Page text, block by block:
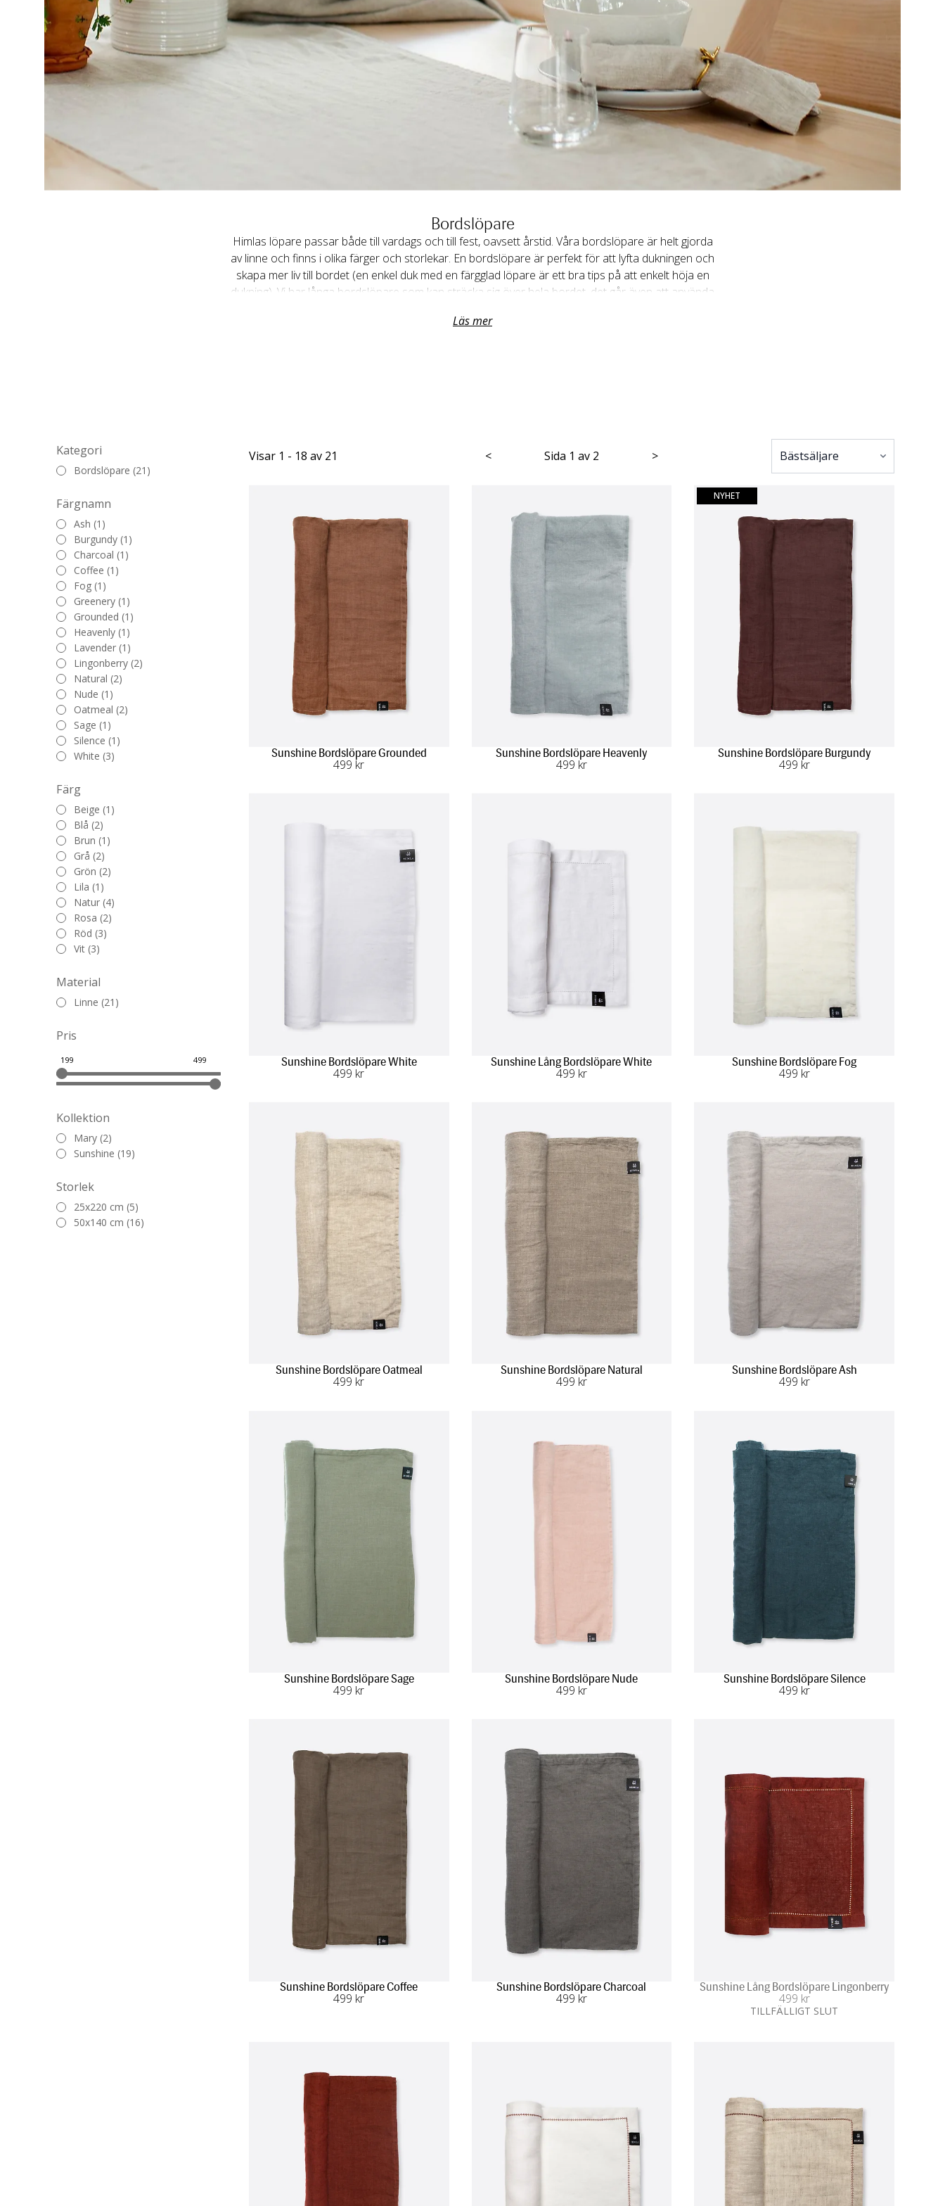
Bordslöpare
Himlas löpare passar både till vardags och till fest, oavsett årstid. Våra bordslöpare är helt gjorda
av linne och finns i olika färger och storlekar. En bordslöpare är perfekt för att lyfta dukningen och
skapa mer liv till bordet (en enkel duk med en färgglad löpare är ett bra tips på att enkelt höja en
dukning). Vi har långa bordslöpare som kan sträcka sig över hela bordet, det går även att använda
Läs mer
Kategori
Bordslöpare (21)
Färgnamn
Ash (1)
Burgundy (1)
Charcoal (1)
Coffee (1)
Fog (1)
Greenery (1)
Grounded (1)
Heavenly (1)
Lavender (1)
Lingonberry (2)
Natural (2)
Nude (1)
Oatmeal (2)
Sage (1)
Silence (1)
White (3)
Färg
Beige (1)
Blå (2)
Brun (1)
Grå (2)
Grön (2)
Lila (1)
Natur (4)
Rosa (2)
Röd (3)
Vit (3)
Material
Linne (21)
Pris
Kollektion
Mary (2)
Sunshine (19)
Storlek
25x220 cm (5)
50x140 cm (16)
Visar 1 - 18 av 21 < Sida 1 av 2 >
Sunshine Bordslöpare Grounded
499 kr
Sunshine Bordslöpare Heavenly
499 kr
Sunshine Bordslöpare Burgundy
499 kr
NYHET
Sunshine Bordslöpare White
499 kr
Sunshine Lång Bordslöpare White
499 kr
Sunshine Bordslöpare Fog
499 kr
Sunshine Bordslöpare Oatmeal
499 kr
Sunshine Bordslöpare Natural
499 kr
Sunshine Bordslöpare Ash
499 kr
Sunshine Bordslöpare Sage
499 kr
Sunshine Bordslöpare Nude
499 kr
Sunshine Bordslöpare Silence
499 kr
Sunshine Bordslöpare Coffee
499 kr
Sunshine Bordslöpare Charcoal
499 kr
Sunshine Lång Bordslöpare Lingonberry
499 kr
TILLFÄLLIGT SLUT